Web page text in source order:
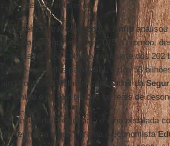
cobradas das empresas.
Para demonstrar o engodo, a Anfipanalisou
apurado pelo governo em 2015. O rombo,
“poderia ter sido coberto com parte dos 202
bilhões coletados pela
CSLL e dos 53
ainda outros 63 bilhões capturados da
da União
e os 157 bilhões de reais de
“O ‘déficit’ da Previdência é uma
um termo da moda”, afirma o economista